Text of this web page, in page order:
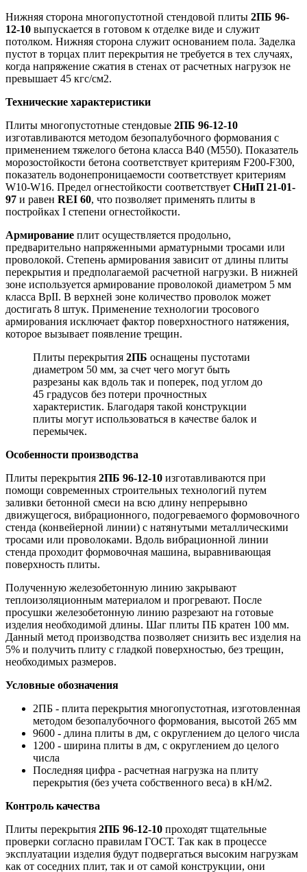
Нижняя сторона многопустотной стендовой плиты 2ПБ 96-
12-10 выпускается в готовом к отделке виде и служит
потолком. Нижняя сторона служит основанием пола. Заделка
пустот в торцах плит перекрытия не требуется в тех случаях,
когда напряжение сжатия в стенах от расчетных нагрузок не
превышает 45 кгс/см2.
Технические характеристики
Плиты многопустотные стендовые 2ПБ 96-12-10
изготавливаются методом безопалубочного формования с
применением тяжелого бетона класса В40 (М550). Показатель
морозостойкости бетона соответствует критериям F200-F300,
показатель водонепроницаемости соответствует критериям
W10-W16. Предел огнестойкости соответствует СНиП 21-01-
97 и равен REI 60, что позволяет применять плиты в
постройках I степени огнестойкости.
Армирование плит осуществляется продольно,
предварительно напряженными арматурными тросами или
проволокой. Степень армирования зависит от длины плиты
перекрытия и предполагаемой расчетной нагрузки. В нижней
зоне используется армирование проволокой диаметром 5 мм
класса BpII. В верхней зоне количество проволок может
достигать 8 штук. Применение технологии тросового
армирования исключает фактор поверхностного натяжения,
которое вызывает появление трещин.
Плиты перекрытия 2ПБ оснащены пустотами
диаметром 50 мм, за счет чего могут быть
разрезаны как вдоль так и поперек, под углом до
45 градусов без потери прочностных
характеристик. Благодаря такой конструкции
плиты могут использоваться в качестве балок и
перемычек.
Особенности производства
Плиты перекрытия 2ПБ 96-12-10 изготавливаются при
помощи современных строительных технологий путем
заливки бетонной смеси на всю длину непрерывно
движущегося, вибрационного, подогреваемого формовочного
стенда (конвейерной линии) с натянутыми металлическими
тросами или проволоками. Вдоль вибрационной линии
стенда проходит формовочная машина, выравнивающая
поверхность плиты.
Полученную железобетонную линию закрывают
теплоизоляционным материалом и прогревают. После
просушки железобетонную линию разрезают на готовые
изделия необходимой длины. Шаг плиты ПБ кратен 100 мм.
Данный метод производства позволяет снизить вес изделия на
5% и получить плиту с гладкой поверхностью, без трещин,
необходимых размеров.
Условные обозначения
2ПБ - плита перекрытия многопустотная, изготовленная
методом безопалубочного формования, высотой 265 мм
9600 - длина плиты в дм, с округлением до целого числа
1200 - ширина плиты в дм, с округлением до целого
числа
Последняя цифра - расчетная нагрузка на плиту
перекрытия (без учета собственного веса) в кН/м2.
Контроль качества
Плиты перекрытия 2ПБ 96-12-10 проходят тщательные
проверки согласно правилам ГОСТ. Так как в процессе
эксплуатации изделия будут подвергаться высоким нагрузкам
как от соседних плит, так и от самой конструкции, они